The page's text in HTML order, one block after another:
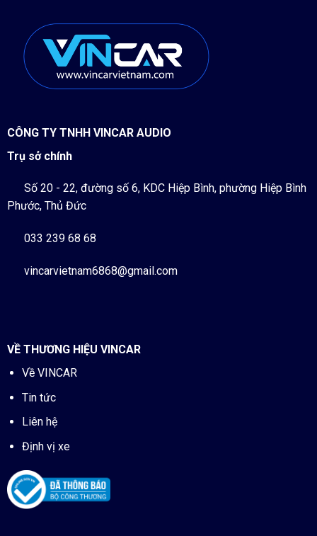
CÔNG TY TNHH VINCAR AUDIO
Trụ sở chính
Số 20 - 22, đường số 6, KDC Hiệp Bình, phường Hiệp Bình
Phước, Thủ Đức
033 239 68 68
vincarvietnam6868@gmail.com
VỀ THƯƠNG HIỆU VINCAR
Về VINCAR
Tin tức
Liên hệ
Định vị xe